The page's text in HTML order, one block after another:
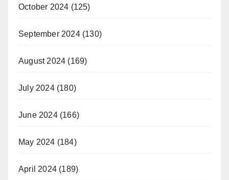
October 2024 (125)
September 2024(130)
August 2024 (169)
July 2024(180)
June 2024(166)
May 2024 (184)
April 2024 (189)